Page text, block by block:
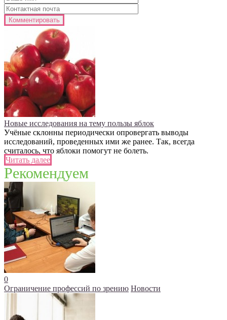
Новые исследования на тему пользы яблок
Учёные склонны периодически опровергать выводы
исследований, проведенных ими же ранее. Так, всегда
считалось, что яблоки помогут не болеть.
Читать далее
Рекомендуем
0
Ограничение профессий по зрению Новости